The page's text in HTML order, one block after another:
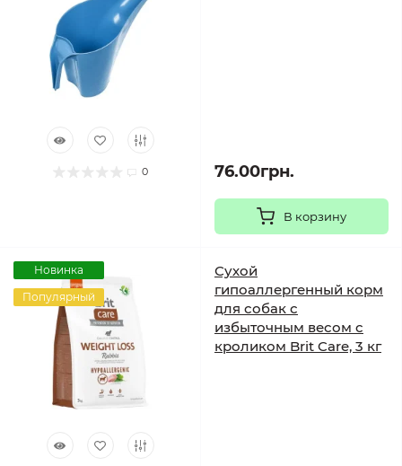
0 76.00грн.
В корзину
Новинка
Популярный
Сухой
гипоаллергенный корм
для собак с
избыточным весом с
кроликом Brit Care, 3 кг